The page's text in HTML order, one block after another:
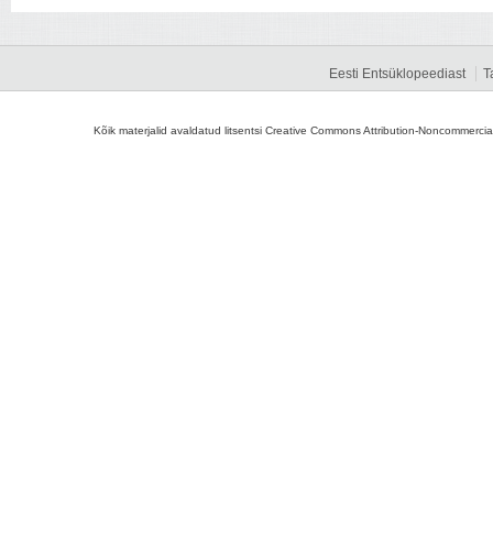
Eesti Entsüklopeediast
Kõik materjalid avaldatud litsentsi Creative Commons Attribution-